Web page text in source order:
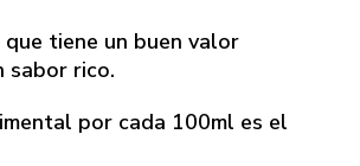
tiene un buen valor
sabor rico.
por cada 100ml es el